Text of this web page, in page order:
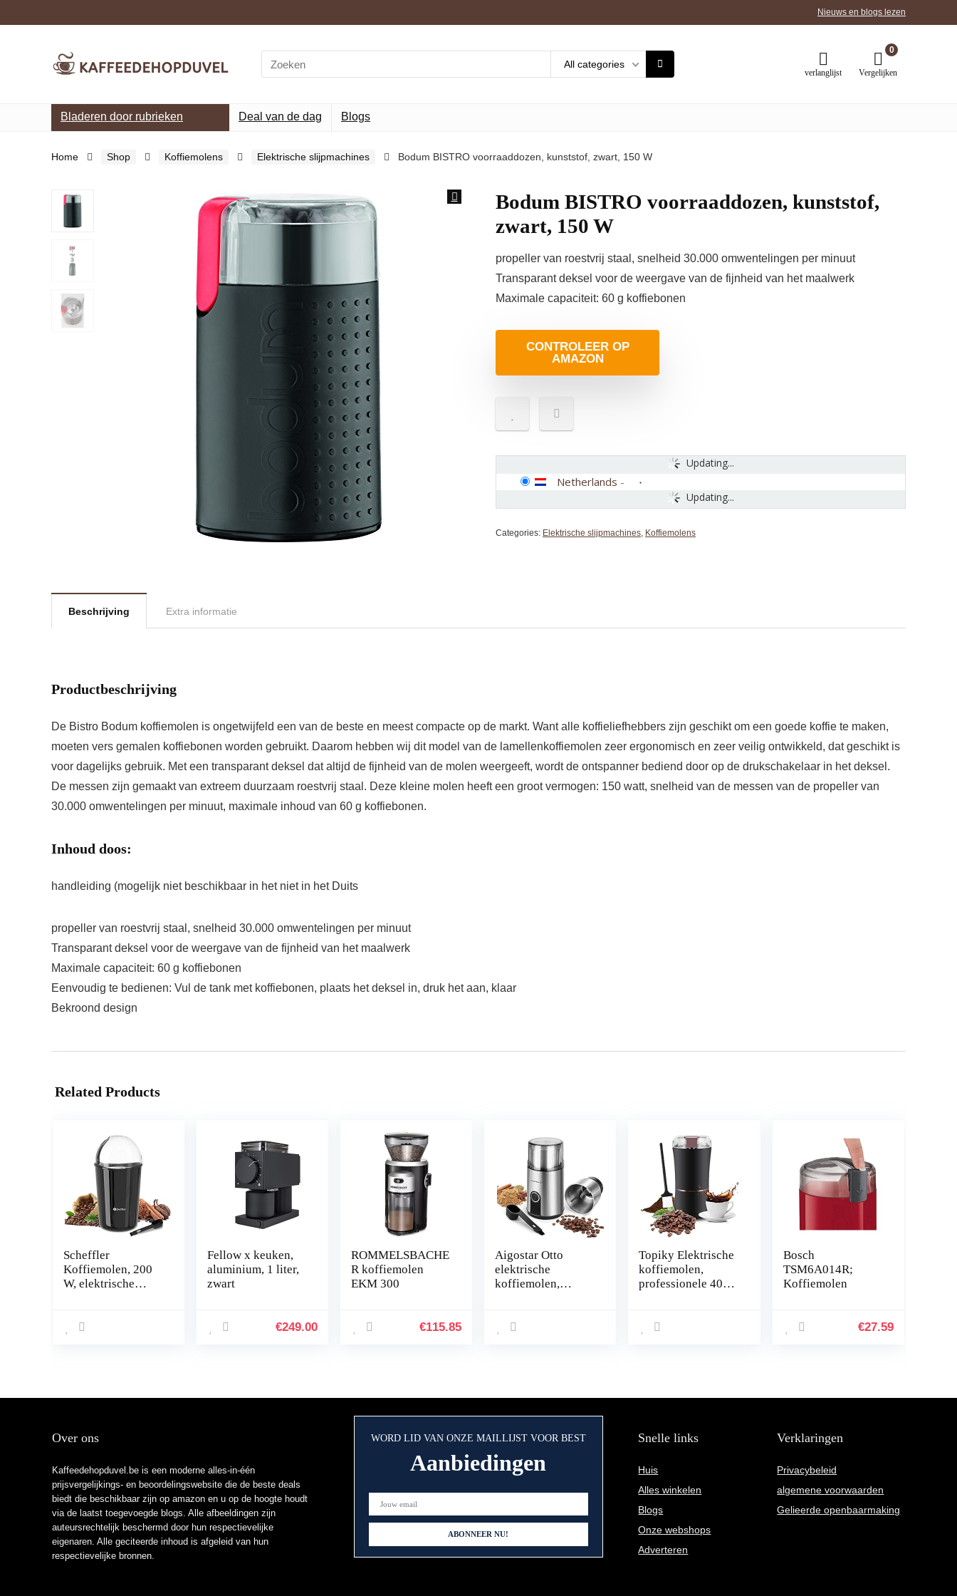
Nieuws en blogs lezen
Search
for:
All categories
verlanglijst
0
Vergelijken
Bladeren door rubrieken Deal van de dag Blogs
Home Shop Koffiemolens Elektrische slijpmachines Bodum BISTRO voorraaddozen, kunststof, zwart, 150 W
Bodum BISTRO voorraaddozen, kunststof,
zwart, 150 W
propeller van roestvrij staal, snelheid 30.000 omwentelingen per minuut
Transparant deksel voor de weergave van de fijnheid van het maalwerk
Maximale capaciteit: 60 g koffiebonen
CONTROLEER OP
AMAZON
Updating...
Updating...
Netherlands -
Categories: Elektrische slijpmachines, Koffiemolens
Beschrijving Extra informatie
Productbeschrijving
De Bistro Bodum koffiemolen is ongetwijfeld een van de beste en meest compacte op de markt. Want alle koffieliefhebbers zijn geschikt om een goede koffie te maken,
moeten vers gemalen koffiebonen worden gebruikt. Daarom hebben wij dit model van de lamellenkoffiemolen zeer ergonomisch en zeer veilig ontwikkeld, dat geschikt is
voor dagelijks gebruik. Met een transparant deksel dat altijd de fijnheid van de molen weergeeft, wordt de ontspanner bediend door op de drukschakelaar in het deksel.
De messen zijn gemaakt van extreem duurzaam roestvrij staal. Deze kleine molen heeft een groot vermogen: 150 watt, snelheid van de messen van de propeller van
30.000 omwentelingen per minuut, maximale inhoud van 60 g koffiebonen.
Inhoud doos:
handleiding (mogelijk niet beschikbaar in het niet in het Duits
propeller van roestvrij staal, snelheid 30.000 omwentelingen per minuut
Transparant deksel voor de weergave van de fijnheid van het maalwerk
Maximale capaciteit: 60 g koffiebonen
Eenvoudig te bedienen: Vul de tank met koffiebonen, plaats het deksel in, druk het aan, klaar
Bekroond design
Related Products
Scheffler
Koffiemolen, 200
W, elektrische
graanmolen, met
Fellow x keuken,
aluminium, 1 liter,
zwart
€249.00
ROMMELSBACHE
R koffiemolen
EKM 300
€115.85
Aigostar Otto
elektrische
koffiemolen,
0% BPA. 25000
afneembare kom en
Topiky Elektrische
koffiemolen,
professionele 400
koffiemolen, molen
bonen, noten,
Bosch
TSM6A014R;
Koffiemolen
€27.59
Over ons
Kaffeedehopduvel.be is een moderne alles-in-één
prijsvergelijkings- en beoordelingswebsite die de beste deals
biedt die beschikbaar zijn op amazon en u op de hoogte houdt
via de laatst toegevoegde blogs. Alle afbeeldingen zijn
auteursrechtelijk beschermd door hun respectievelijke
eigenaren. Alle geciteerde inhoud is afgeleid van hun
respectievelijke bronnen.
WORD LID VAN ONZE MAILLIJST VOOR BEST
Aanbiedingen
Snelle links
Huis
Alles winkelen
Blogs
Onze webshops
Adverteren
Verklaringen
Privacybeleid
algemene voorwaarden
Gelieerde openbaarmaking